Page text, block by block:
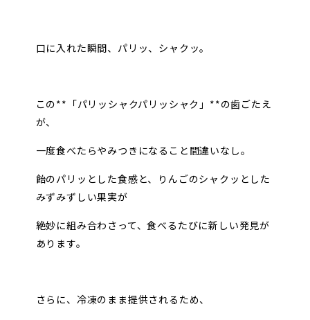
口に入れた瞬間、パリッ、シャクッ。
この**「パリッシャクパリッシャク」**の歯ごたえ
が、
一度食べたらやみつきになること間違いなし。
飴のパリッとした食感と、りんごのシャクッとした
みずみずしい果実が
絶妙に組み合わさって、食べるたびに新しい発見が
あります。
さらに、冷凍のまま提供されるため、